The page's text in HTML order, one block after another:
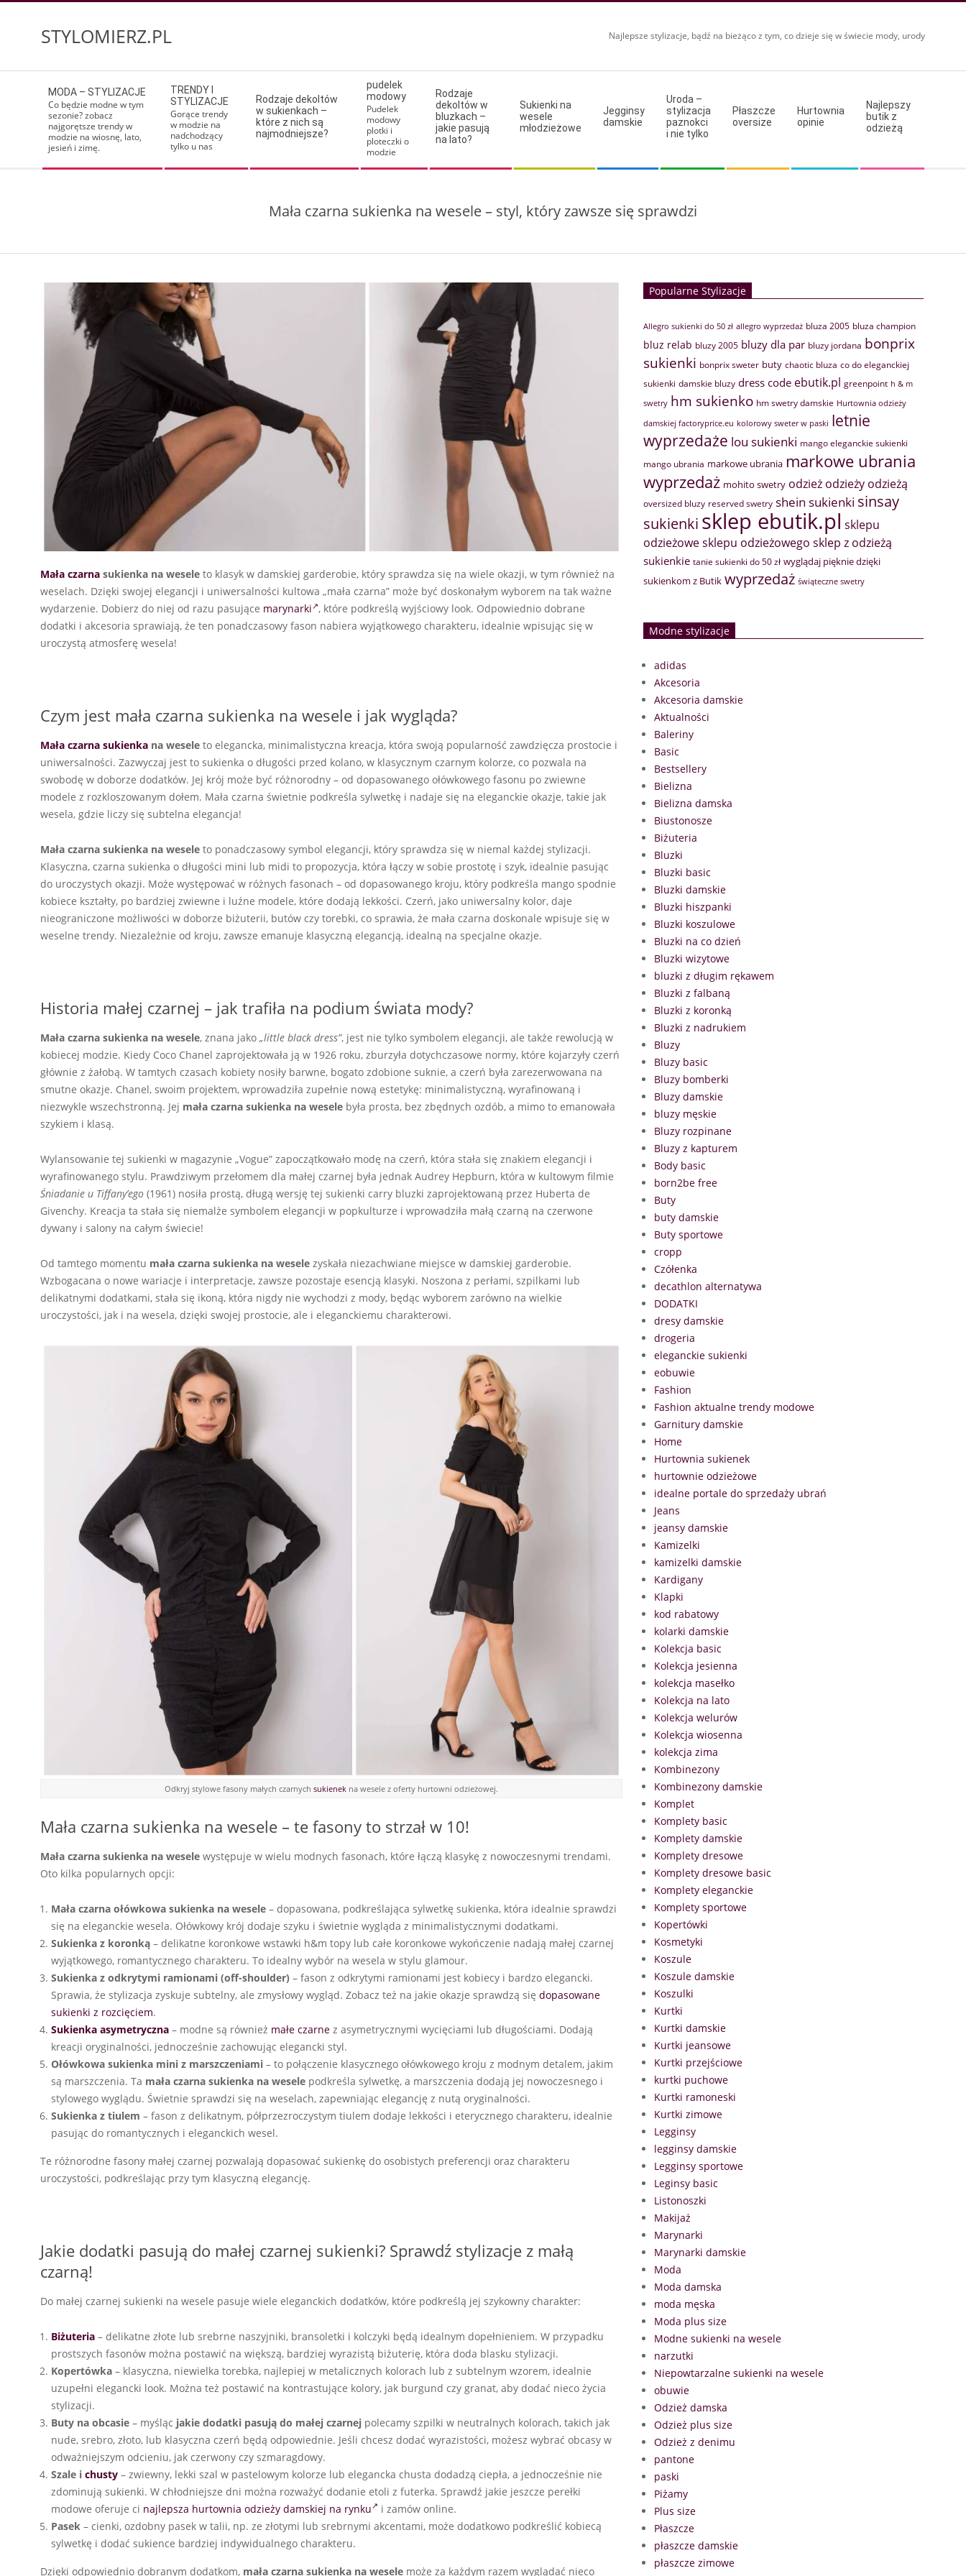
STYLOMIERZ.PL Najlepsze stylizacje, bądź na bieżąco z tym, co dzieje się w świecie mody, urody
Navigation
Menu
MODA – STYLIZACJE
Co będzie modne w tym
sezonie? zobacz
najgorętsze trendy w
modzie na wiosnę, lato,
jesień i zimę.
TRENDY I
STYLIZACJE
Gorące trendy
w modzie na
nadchodzący
tylko u nas
Rodzaje dekoltów
w sukienkach –
które z nich są
najmodniejsze?
pudelek
modowy
Pudelek
modowy
plotki i
ploteczki o
modzie
Rodzaje
dekoltów w
bluzkach –
jakie pasują
na lato?
Sukienki na
wesele
młodzieżowe
Jegginsy
damskie
Uroda –
stylizacja
paznokci
i nie tylko
Płaszcze
oversize
Hurtownia
opinie
Najlepszy
butik z
odzieżą
Mała czarna sukienka na wesele – styl, który zawsze się sprawdzi
Mała czarna sukienka na wesele to klasyk w damskiej garderobie, który sprawdza się na wiele okazji, w tym również na
weselach. Dzięki swojej elegancji i uniwersalności kultowa „mała czarna” może być doskonałym wyborem na tak ważne
wydarzenie. Dobierz do niej od razu pasujące marynarki , które podkreślą wyjściowy look. Odpowiednio dobrane
dodatki i akcesoria sprawiają, że ten ponadczasowy fason nabiera wyjątkowego charakteru, idealnie wpisując się w
uroczystą atmosferę wesela!
Czym jest mała czarna sukienka na wesele i jak wygląda?
Mała czarna sukienka na wesele to elegancka, minimalistyczna kreacja, która swoją popularność zawdzięcza prostocie i
uniwersalności. Zazwyczaj jest to sukienka o długości przed kolano, w klasycznym czarnym kolorze, co pozwala na
swobodę w doborze dodatków. Jej krój może być różnorodny – od dopasowanego ołówkowego fasonu po zwiewne
modele z rozkloszowanym dołem. Mała czarna świetnie podkreśla sylwetkę i nadaje się na eleganckie okazje, takie jak
wesela, gdzie liczy się subtelna elegancja!
Mała czarna sukienka na wesele to ponadczasowy symbol elegancji, który sprawdza się w niemal każdej stylizacji.
Klasyczna, czarna sukienka o długości mini lub midi to propozycja, która łączy w sobie prostotę i szyk, idealnie pasując
do uroczystych okazji. Może występować w różnych fasonach – od dopasowanego kroju, który podkreśla mango spodnie
kobiece kształty, po bardziej zwiewne i luźne modele, które dodają lekkości. Czerń, jako uniwersalny kolor, daje
nieograniczone możliwości w doborze biżuterii, butów czy torebki, co sprawia, że mała czarna doskonale wpisuje się w
weselne trendy. Niezależnie od kroju, zawsze emanuje klasyczną elegancją, idealną na specjalne okazje.
Historia małej czarnej – jak trafiła na podium świata mody?
Mała czarna sukienka na wesele, znana jako „little black dress”, jest nie tylko symbolem elegancji, ale także rewolucją w
kobiecej modzie. Kiedy Coco Chanel zaprojektowała ją w 1926 roku, zburzyła dotychczasowe normy, które kojarzyły czerń
głównie z żałobą. W tamtych czasach kobiety nosiły barwne, bogato zdobione suknie, a czerń była zarezerwowana na
smutne okazje. Chanel, swoim projektem, wprowadziła zupełnie nową estetykę: minimalistyczną, wyrafinowaną i
niezwykle wszechstronną. Jej mała czarna sukienka na wesele była prosta, bez zbędnych ozdób, a mimo to emanowała
szykiem i klasą.
Wylansowanie tej sukienki w magazynie „Vogue” zapoczątkowało modę na czerń, która stała się znakiem elegancji i
wyrafinowanego stylu. Prawdziwym przełomem dla małej czarnej była jednak Audrey Hepburn, która w kultowym filmie
Śniadanie u Tiffany’ego (1961) nosiła prostą, długą wersję tej sukienki carry bluzki zaprojektowaną przez Huberta de
Givenchy. Kreacja ta stała się niemalże symbolem elegancji w popkulturze i wprowadziła małą czarną na czerwone
dywany i salony na całym świecie!
Od tamtego momentu mała czarna sukienka na wesele zyskała niezachwiane miejsce w damskiej garderobie.
Wzbogacana o nowe wariacje i interpretacje, zawsze pozostaje esencją klasyki. Noszona z perłami, szpilkami lub
delikatnymi dodatkami, stała się ikoną, która nigdy nie wychodzi z mody, będąc wyborem zarówno na wielkie
uroczystości, jak i na wesela, dzięki swojej prostocie, ale i eleganckiemu charakterowi.
Odkryj stylowe fasony małych czarnych sukienek na wesele z oferty hurtowni odzieżowej.
Mała czarna sukienka na wesele – te fasony to strzał w 10!
Mała czarna sukienka na wesele występuje w wielu modnych fasonach, które łączą klasykę z nowoczesnymi trendami.
Oto kilka popularnych opcji:
Mała czarna ołówkowa sukienka na wesele – dopasowana, podkreślająca sylwetkę sukienka, która idealnie sprawdzi
się na eleganckie wesela. Ołówkowy krój dodaje szyku i świetnie wygląda z minimalistycznymi dodatkami.
Sukienka z koronką – delikatne koronkowe wstawki h&m topy lub całe koronkowe wykończenie nadają małej czarnej
wyjątkowego, romantycznego charakteru. To idealny wybór na wesela w stylu glamour.
Sukienka z odkrytymi ramionami (off-shoulder) – fason z odkrytymi ramionami jest kobiecy i bardzo elegancki.
Sprawia, że stylizacja zyskuje subtelny, ale zmysłowy wygląd. Zobacz też na jakie okazje sprawdzą się dopasowane
sukienki z rozcięciem.
Sukienka asymetryczna – modne są również małe czarne z asymetrycznymi wycięciami lub długościami. Dodają
kreacji oryginalności, jednocześnie zachowując elegancki styl.
Ołówkowa sukienka mini z marszczeniami – to połączenie klasycznego ołówkowego kroju z modnym detalem, jakim
są marszczenia. Ta mała czarna sukienka na wesele podkreśla sylwetkę, a marszczenia dodają jej nowoczesnego i
stylowego wyglądu. Świetnie sprawdzi się na weselach, zapewniając elegancję z nutą oryginalności.
Sukienka z tiulem – fason z delikatnym, półprzezroczystym tiulem dodaje lekkości i eterycznego charakteru, idealnie
pasując do romantycznych i eleganckich wesel.
Te różnorodne fasony małej czarnej pozwalają dopasować sukienkę do osobistych preferencji oraz charakteru
uroczystości, podkreślając przy tym klasyczną elegancję.
Jakie dodatki pasują do małej czarnej sukienki? Sprawdź stylizacje z małą
czarną!
Do małej czarnej sukienki na wesele pasuje wiele eleganckich dodatków, które podkreślą jej szykowny charakter:
Biżuteria – delikatne złote lub srebrne naszyjniki, bransoletki i kolczyki będą idealnym dopełnieniem. W przypadku
prostszych fasonów można postawić na większą, bardziej wyrazistą biżuterię, która doda blasku stylizacji.
Kopertówka – klasyczna, niewielka torebka, najlepiej w metalicznych kolorach lub z subtelnym wzorem, idealnie
uzupełni elegancki look. Można też postawić na kontrastujące kolory, jak burgund czy granat, aby dodać nieco życia
stylizacji.
Buty na obcasie – myśląc jakie dodatki pasują do małej czarnej polecamy szpilki w neutralnych kolorach, takich jak
nude, srebro, złoto, lub klasyczna czerń będą odpowiednie. Jeśli chcesz dodać wyrazistości, możesz wybrać obcasy w
odważniejszym odcieniu, jak czerwony czy szmaragdowy.
Szale i chusty – zwiewny, lekki szal w pastelowym kolorze lub elegancka chusta dodadzą ciepła, a jednocześnie nie
zdominują sukienki. W chłodniejsze dni można rozważyć dodanie etoli z futerka. Sprawdź jakie jeszcze perełki
modowe oferuje ci najlepsza hurtownia odzieży damskiej na rynku
i zamów online.
Pasek – cienki, ozdobny pasek w talii, np. ze złotymi lub srebrnymi akcentami, może dodatkowo podkreślić kobiecą
sylwetkę i dodać sukience bardziej indywidualnego charakteru.
Dzięki odpowiednio dobranym dodatkom, mała czarna sukienka na wesele może za każdym razem wyglądać nieco
Popularne Stylizacje
Allegro sukienki do 50 zł allegro wyprzedaż bluza 2005 bluza champion
bluz relab bluzy 2005 bluzy dla par bluzy jordana bonprix
sukienki bonprix sweter buty chaotic bluza co do eleganckiej
sukienki damskie bluzy dress code ebutik.pl greenpoint h & m
swetry hm sukienko hm swetry damskie Hurtownia odzieży
damskiej factoryprice.eu kolorowy sweter w paski letnie
wyprzedaże lou sukienki mango eleganckie sukienki
mango ubrania markowe ubrania markowe ubrania
wyprzedaż mohito swetry odzież odzieży odzieżą
oversized bluzy reserved swetry shein sukienki sinsay
sukienki sklep ebutik.pl sklepu
odzieżowesklepu odzieżowego sklep z odzieżą
sukienkie tanie sukienki do 50 zł wyglądaj pięknie dzięki
sukienkom z Butik wyprzedaż świąteczne swetry
Modne stylizacje
adidas
Akcesoria
Akcesoria damskie
Aktualności
Baleriny
Basic
Bestsellery
Bielizna
Bielizna damska
Biustonosze
Biżuteria
Bluzki
Bluzki basic
Bluzki damskie
Bluzki hiszpanki
Bluzki koszulowe
Bluzki na co dzień
Bluzki wizytowe
bluzki z długim rękawem
Bluzki z falbaną
Bluzki z koronką
Bluzki z nadrukiem
Bluzy
Bluzy basic
Bluzy bomberki
Bluzy damskie
bluzy męskie
Bluzy rozpinane
Bluzy z kapturem
Body basic
born2be free
Buty
buty damskie
Buty sportowe
cropp
Czółenka
decathlon alternatywa
DODATKI
dresy damskie
drogeria
eleganckie sukienki
eobuwie
Fashion
Fashion aktualne trendy modowe
Garnitury damskie
Home
Hurtownia sukienek
hurtownie odzieżowe
idealne portale do sprzedaży ubrań
Jeans
jeansy damskie
Kamizelki
kamizelki damskie
Kardigany
Klapki
kod rabatowy
kolarki damskie
Kolekcja basic
Kolekcja jesienna
kolekcja masełko
Kolekcja na lato
Kolekcja welurów
Kolekcja wiosenna
kolekcja zima
Kombinezony
Kombinezony damskie
Komplet
Komplety basic
Komplety damskie
Komplety dresowe
Komplety dresowe basic
Komplety eleganckie
Komplety sportowe
Kopertówki
Kosmetyki
Koszule
Koszule damskie
Koszulki
Kurtki
Kurtki damskie
Kurtki jeansowe
Kurtki przejściowe
kurtki puchowe
Kurtki ramoneski
Kurtki zimowe
Legginsy
legginsy damskie
Legginsy sportowe
Leginsy basic
Listonoszki
Makijaż
Marynarki
Marynarki damskie
Moda
Moda damska
moda męska
Moda plus size
Modne sukienki na wesele
narzutki
Niepowtarzalne sukienki na wesele
obuwie
Odzież damska
Odzież plus size
Odzież z denimu
pantone
paski
Piżamy
Plus size
Płaszcze
płaszcze damskie
płaszcze zimowe